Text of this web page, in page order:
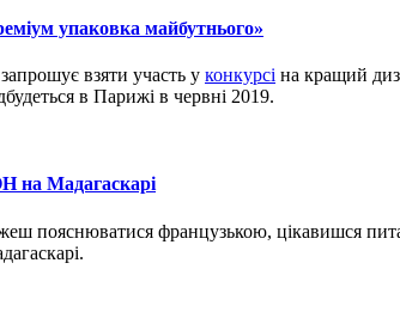
упаковка майбутнього»
взяти участь у конкурсі на кращий
в Парижі в червні 2019.
на Мадагаскарі
пояснюватися французькою, цікавишся